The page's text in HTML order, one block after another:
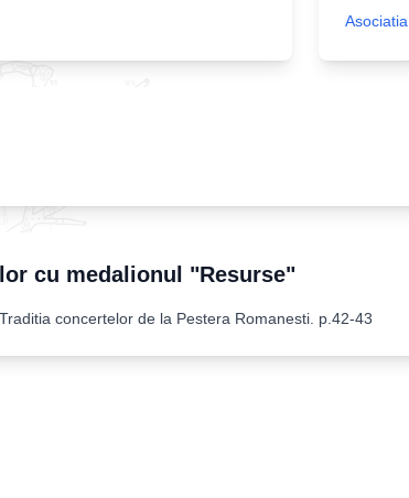
cu medalionul "Resurse"
concertelor de la Pestera Romanesti p.42-43